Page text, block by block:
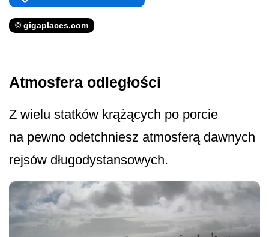
© gigaplaces.com
Atmosfera odległości
Z wielu statków krążących po porcie
na pewno odetchniesz atmosferą dawnych
rejsów długodystansowych.